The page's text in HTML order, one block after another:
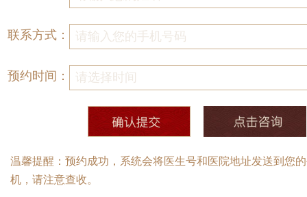
联系方式：
预约时间：
温馨提醒：预约成功，系统会将医生号和医院地址发送到您
机，请注意查收。